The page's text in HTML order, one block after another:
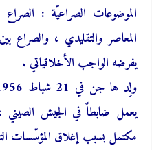
الموضوعات الصراعيّة : الصراع
المعاصر والتقليدي ، والصراع
يفرضه الواجب الأخلاقياتي .
يعمل ضابطاً في الجيش